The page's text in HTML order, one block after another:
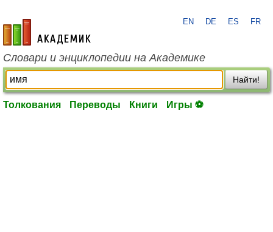
academic.ru
EN DE ES FR
Словари и энциклопедии на Академике
Найти!
Толкования Переводы Книги Игры ⚽